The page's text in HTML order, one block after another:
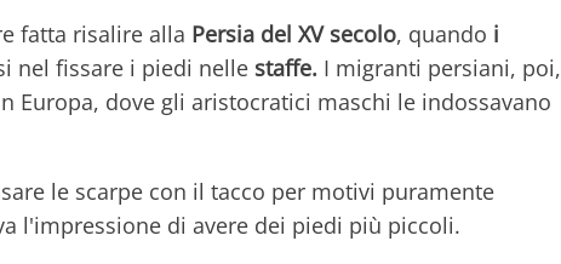
fatta risalire alla Persia del XV secolo, quando i
nel fissare i piedi nelle staffe. I migranti persiani, poi,
Europa, dove gli aristocratici maschi le indossavano
le scarpe con il tacco per motivi puramente
l'impressione di avere dei piedi più piccoli.